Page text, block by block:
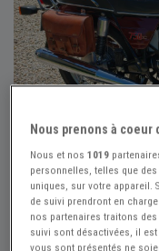
Nous prenons à coeur
Nous et nos1019
personnelles, telles que
uniques, sur votre appareil.
de suivi prendront en
nos partenaires traitons
suivi sont désactivées, il
vous sont présentés ne